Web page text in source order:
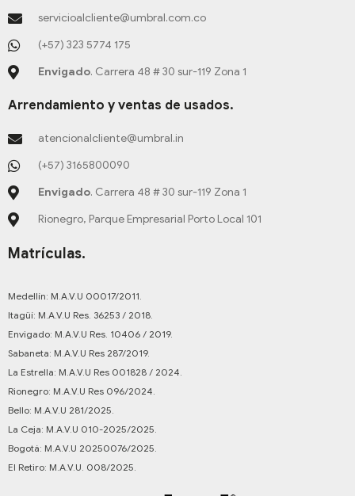
f -
p
i
n
r
a
m
o
k
-
f
servicioalcliente@umbral.com.co
(+57) 323 5774 175
Envigado. Carrera 48 # 30 sur-119 Zona 1
Arrendamiento y ventas de usados.
atencionalcliente@umbral.in
(+57) 3165800090
Envigado. Carrera 48 # 30 sur-119 Zona 1
Rionegro, Parque Empresarial Porto Local 101
Matrículas.
Medellín: M.A.V.U 00017/2011.
Itagüí: M.A.V.U Res. 36253 / 2018.
Envigado: M.A.V.U Res. 10406 / 2019.
Sabaneta: M.A.V.U Res 287/2019.
La Estrella: M.A.V.U Res 001828 / 2024.
Rionegro: M.A.V.U Res 096/2024.
Bello: M.A.V.U 281/2025.
La Ceja: M.A.V.U 010-2025/2025.
Bogotá: M.A.V.U 20250076/2025.
El Retiro: M.A.V.U. 008/2025.